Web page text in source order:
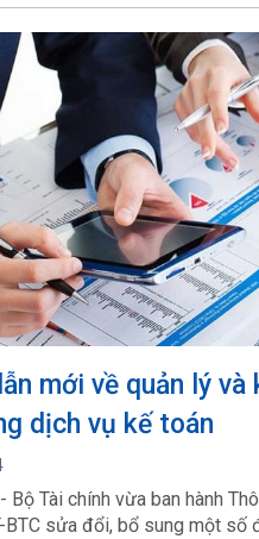
mới về quản lý và
dịch vụ kế toán
Bộ Tài chính vừa ban hành
sửa đổi, bổ sung một số